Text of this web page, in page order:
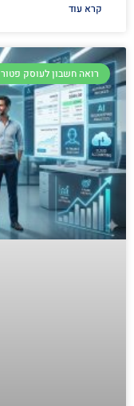
קרא עוד
רואה חשבון לעוסק פטור